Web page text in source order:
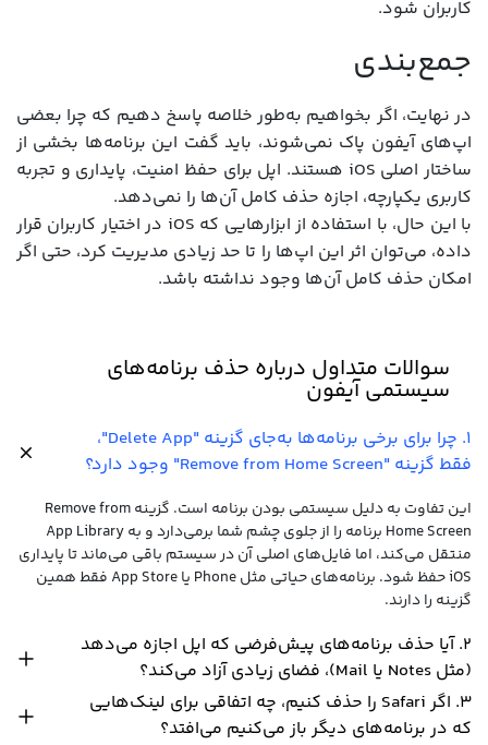
کاربران شود.
جمع‌بندی
در نهایت، اگر بخواهیم به‌طور خلاصه پاسخ دهیم که چرا بعضی
اپ‌های آیفون پاک نمی‌شوند، باید گفت این برنامه‌ها بخشی از
ساختار اصلی iOS هستند. اپل برای حفظ امنیت، پایداری و تجربه
کاربری یکپارچه، اجازه حذف کامل آن‌ها را نمی‌دهد.
با این حال، با استفاده از ابزارهایی که iOS در اختیار کاربران قرار
داده، می‌توان اثر این اپ‌ها را تا حد زیادی مدیریت کرد، حتی اگر
امکان حذف کامل آن‌ها وجود نداشته باشد.
سوالات متداول درباره حذف برنامه‌های
سیستمی آیفون
۱. چرا برای برخی برنامه‌ها به‌جای گزینه "Delete App"،
فقط گزینه "Remove from Home Screen" وجود دارد؟
این تفاوت به دلیل سیستمی بودن برنامه است. گزینه Remove from
Home Screen برنامه را از جلوی چشم شما برمی‌دارد و به App Library
منتقل می‌کند، اما فایل‌های اصلی آن در سیستم باقی می‌ماند تا پایداری
iOS حفظ شود. برنامه‌های حیاتی مثل Phone یا App Store فقط همین
گزینه را دارند.
۲. آیا حذف برنامه‌های پیش‌فرضی که اپل اجازه می‌دهد
(مثل Notes یا Mail)، فضای زیادی آزاد می‌کند؟
۳. اگر Safari را حذف کنیم، چه اتفاقی برای لینک‌هایی
که در برنامه‌های دیگر باز می‌کنیم می‌افتد؟